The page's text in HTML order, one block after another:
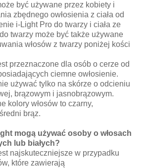
być używane przez kobiety i
zbędnego owłosienia z ciała od
i-Light Pro do twarzy i ciała ze
twarzy może być także używane
włosów z twarzy poniżej kości
przeznaczone dla osób o cerze od
ciemne owłosienie.
używać tylko na skórze o odcieniu
brązowym i jasnobrązowym.
kolory włosów to czarny,
brąz.
mogą używać osoby o włosach
lub białych?
najskuteczniejsze w przypadku
które zawierają